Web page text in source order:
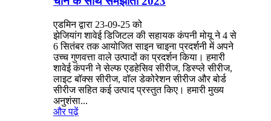
एडमिन द्वारा 23-09-25 को
झेजियांग शावेई डिजिटल की सहायक कंपनी मोयू ने 4 से
6 सितंबर तक आयोजित साइन चाइना प्रदर्शनी में अपने
उच्च गुणवत्ता वाले उत्पादों का प्रदर्शन किया। हमारी
शावेई कंपनी ने सेल्फ एडहेसिव सीरीज, डिस्प्ले सीरीज,
लाइट बॉक्स सीरीज, वॉल डेकोरेशन सीरीज और बोर्ड
सीरीज सहित कई उत्पाद प्रस्तुत किए। हमारी मुख्य
अनुशंसा...
और पढ़ें